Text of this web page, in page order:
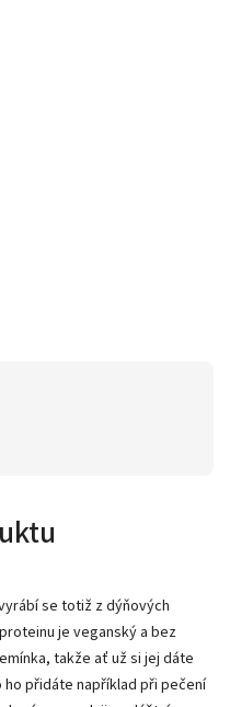
se totiž z dýňových
je veganský a bez
takže ať už si jej dáte
přidáte například při pečení